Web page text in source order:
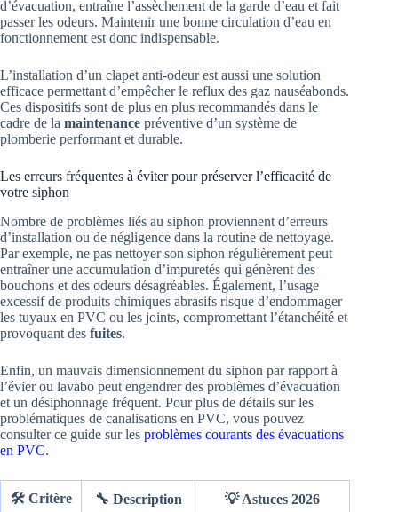
d’évacuation, entraîne l’assèchement de la garde d’eau et fait
passer les odeurs. Maintenir une bonne circulation d’eau en
fonctionnement est donc indispensable.
L’installation d’un clapet anti-odeur est aussi une solution
efficace permettant d’empêcher le reflux des gaz nauséabonds.
Ces dispositifs sont de plus en plus recommandés dans le
cadre de la maintenance préventive d’un système de
plomberie performant et durable.
Les erreurs fréquentes à éviter pour préserver l’efficacité de
votre siphon
Nombre de problèmes liés au siphon proviennent d’erreurs
d’installation ou de négligence dans la routine de nettoyage.
Par exemple, ne pas nettoyer son siphon régulièrement peut
entraîner une accumulation d’impuretés qui génèrent des
bouchons et des odeurs désagréables. Également, l’usage
excessif de produits chimiques abrasifs risque d’endommager
les tuyaux en PVC ou les joints, compromettant l’étanchéité et
provoquant des fuites.
Enfin, un mauvais dimensionnement du siphon par rapport à
l’évier ou lavabo peut engendrer des problèmes d’évacuation
et un désiphonnage fréquent. Pour plus de détails sur les
problématiques de canalisations en PVC, vous pouvez
consulter ce guide sur les problèmes courants des évacuations
en PVC.
🛠️ Critère 🔧 Description 💡 Astuces 2026